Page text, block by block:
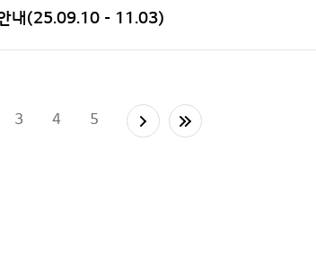
내(25.09.10 - 11.03)
3 4 5